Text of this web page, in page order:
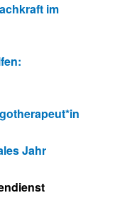
im
Jahr